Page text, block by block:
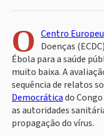
O Centro Europeu
Doenças
Ébola para a saúde
muito baixa. A
sequência de relatos
Democráticado
as autoridades
propagação do vírus.